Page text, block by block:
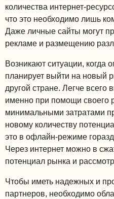
количества интернет-
что это необходимо лишь
Даже личные сайты могут
рекламе и размещению
Возникают ситуации, когда
планирует выйти на новый
другой стране. Легче всего
именно при помощи своего
минимальными затратами
новому количеству
это в офлайн-режиме
Через интернет можно в
потенциал рынка и
Чтобы иметь надежных и
партнеров, необходимо